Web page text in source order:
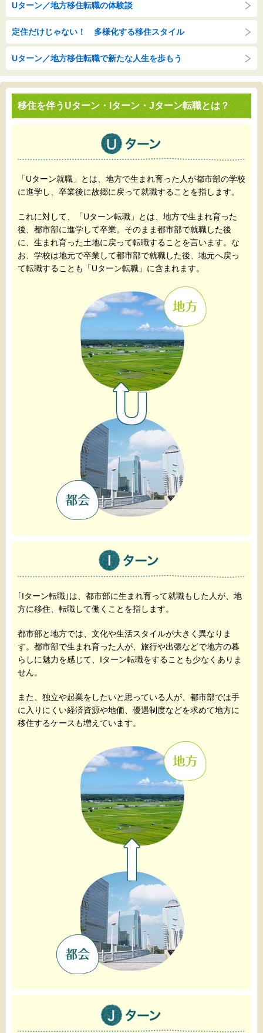
Uターン／地方移住転職の体験談
定住だけじゃない！ 多様化する移住スタイル
Uターン／地方移住転職で新たな人生を歩もう
移住を伴うUターン・Iターン・Jターン転職とは？
「Uターン就職」とは、地方で生まれ育った人が都市部の学校
に進学し、卒業後に故郷に戻って就職することを指します。
これに対して、「Uターン転職」とは、地方で生まれ育った
後、都市部に進学して卒業。そのまま都市部で就職した後
に、生まれ育った土地に戻って転職することを言います。な
お、学校は地元で卒業して都市部で就職した後、地元へ戻っ
て転職することも「Uターン転職」に含まれます。
｢Iターン転職｣は、都市部に生まれ育って就職もした人が、地
方に移住、転職して働くことを指します。
都市部と地方では、文化や生活スタイルが大きく異なりま
す。都市部で生まれ育った人が、旅行や出張などで地方の暮
らしに魅力を感じて、Iターン転職をすることも少なくありま
せん。
また、独立や起業をしたいと思っている人が、都市部では手
に入りにくい経済資源や地価、優遇制度などを求めて地方に
移住するケースも増えています。